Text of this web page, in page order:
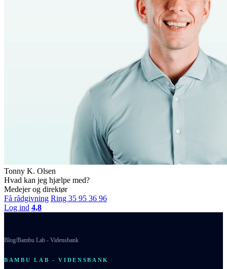
Tonny K. Olsen
Hvad kan jeg hjælpe med?
Medejer og direktør
Få rådgivning Ring 35 95 36 96
Log ind 4,8
Blog/Bambu Lab - Vidensbank
BAMBU LAB - VIDENSBANK